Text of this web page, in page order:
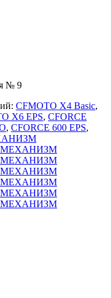
№ 9
CFMOTO X4 Basic,
X6 EPS, CFORCE
, CFORCE 600 EPS,
МЕХАНИЗМ
МЕХАНИЗМ
МЕХАНИЗМ
МЕХАНИЗМ
МЕХАНИЗМ
МЕХАНИЗМ